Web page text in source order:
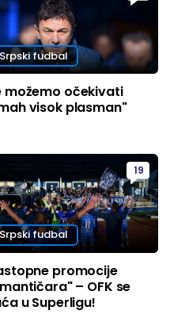
Srpski fudbal
možemo očekivati
visok plasman"
19
Srpski fudbal
promocije
– OFK se
u Superligu!